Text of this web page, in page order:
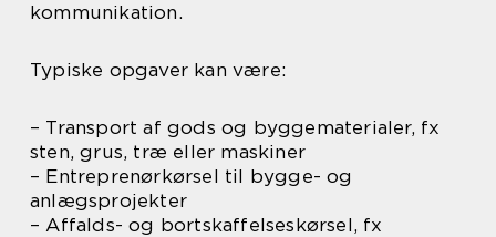
kommunikation.
Typiske opgaver kan være:
– Transport af gods og byggematerialer, fx
sten, grus, træ eller maskiner
– Entreprenørkørsel til bygge- og
anlægsprojekter
– Affalds- og bortskaffelseskørsel, fx